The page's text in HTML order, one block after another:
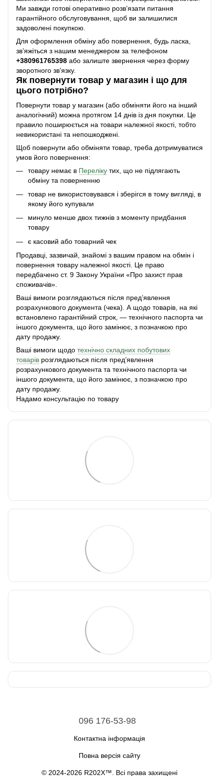
Ми завжди готові оперативно розв’язати питання
гарантійного обслуговування, щоб ви залишилися
задоволені покупкою.
Для оформлення обміну або повернення, будь ласка,
зв’яжіться з нашим менеджером за телефоном
+380961765398 або залиште звернення через форму
зворотного зв’язку.
Як повернути товар у магазин і що для
цього потрібно?
Повернути товар у магазин (або обміняти його на інший
аналогічний) можна протягом 14 днів із дня покупки. Це
правило поширюється на товари належної якості, тобто
невикористані та непошкоджені.
Щоб повернути або обміняти товар, треба дотримуватися
умов його повернення:
товару немає в Переліку тих, що не підлягають
обміну та поверненню
товар не використовувався і зберігся в тому вигляді, в
якому його купували
минуло менше двох тижнів з моменту придбання
товару
є касовий або товарний чек
Продавці, зазвичай, знайомі з вашим правом на обмін і
повернення товару належної якості. Це право
передбачено ст. 9 Закону України «Про захист прав
споживачів».
Ваші вимоги розглядаються після пред’явлення
розрахункового документа (чека). А щодо товарів, на які
встановлено гарантійний строк, — технічного паспорта чи
іншого документа, що його замінює, з позначкою про
дату продажу.
Ваші вимоги щодо технічно складних побутових
товарів розглядаються після пред’явлення
розрахункового документа та технічного паспорта чи
іншого документа, що його замінює, з позначкою про
дату продажу.
Надамо консультацію по товару
096 176-53-98
Контактна інформація
Повна версія сайту
© 2024-2026 R202X™. Всі права захищені